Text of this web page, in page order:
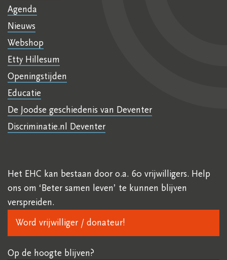
Agenda
Nieuws
Webshop
Etty Hillesum
Openingstijden
Educatie
De Joodse geschiedenis van Deventer
Discriminatie.nl Deventer
Het EHC kan bestaan door o.a. 60 vrijwilligers. Help
ons om ‘Beter samen leven’ te kunnen blijven
verspreiden.
Word vrijwilliger / donateur!
Op de hoogte blijven?